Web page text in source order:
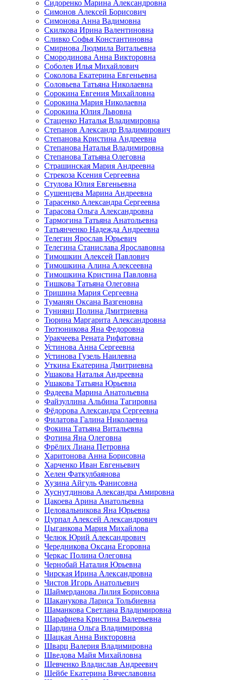
Сидоренко Марина Александровна
Симонов Алексей Борисович
Симонова Анна Вадимовна
Скилкова Ирина Валентиновна
Сливко Софья Константиновна
Смирнова Людмила Витальевна
Смородинова Анна Викторовна
Соболев Илья Михайлович
Соколова Екатерина Евгеньевна
Соловьева Татьяна Николаевна
Сорокина Евгения Михайловна
Сорокина Мария Николаевна
Сорокина Юлия Львовна
Стаценко Наталья Владимировна
Степанов Александр Владимирович
Степанова Кристина Андреевна
Степанова Наталья Владимировна
Степанова Татьяна Олеговна
Страшинская Мария Андреевна
Стрекоза Ксения Сергеевна
Стулова Юлия Евгеньевна
Сушенцева Марина Андреевна
Тарасенко Александра Сергеевна
Тарасова Ольга Александровна
Тармогина Татьяна Анатольевна
Татьянченко Надежда Андреевна
Телегин Ярослав Юрьевич
Телегина Станислава Ярославовна
Тимошкин Алексей Павлович
Тимошкина Алина Алексеевна
Тимошкина Кристина Павловна
Тишкова Татьяна Олеговна
Тришина Мария Сергеевна
Туманян Оксана Вазгеновна
Туниянц Полина Дмитриевна
Тюрина Маргарита Александровна
Тютюникова Яна Федоровна
Уракчеева Рената Рифатовна
Устинова Анна Сергеевна
Устинова Гузель Наилевна
Уткина Екатерина Дмитриевна
Ушакова Наталья Андреевна
Ушакова Татьяна Юрьевна
Фадеева Марина Анатольевна
Файзуллина Альбина Тагировна
Фёдорова Александра Сергеевна
Филатова Галина Николаевна
Фокина Татьяна Витальевна
Фотина Яна Олеговна
Фрёлих Лиана Петровна
Харитонова Анна Борисовна
Харченко Иван Евгеньевич
Хелен Фаткулбаянова
Хузина Айгуль Фанисовна
Хуснутдинова Александра Амировна
Цакоева Арина Анатольевна
Целовальникова Яна Юрьевна
Цурпал Алексей Александрович
Цыганкова Мария Михайлова
Челюк Юрий Александрович
Чередникова Оксана Егоровна
Черкас Полина Олеговна
Чернобай Наталия Юрьевна
Чирская Ирина Александровна
Чистов Игорь Анатольевич
Шаймерданова Лилия Борисовна
Шаканукова Лариса Тольбиевна
Шаманкова Светлана Владимировна
Шарафиева Кристина Валерьевна
Шардина Ольга Владимировна
Шацкая Анна Викторовна
Шварц Валерия Владимировна
Шведова Майя Михайловна
Шевченко Владислав Андреевич
Шейбе Екатерина Вячеславовна